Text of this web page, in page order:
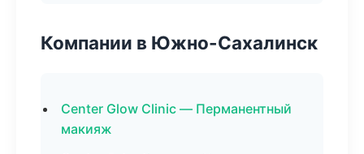
Компании в Южно-Сахалинск
Center Glow Clinic — Перманентный
макияж